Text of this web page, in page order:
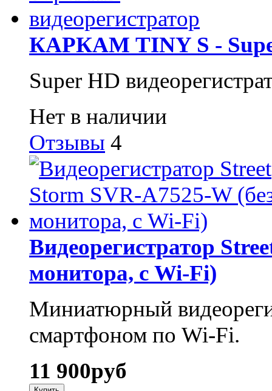
КАРКАМ TINY S -
Super HD
Нет в наличии
Отзывы 4
Видеорегистратор
монитора, с Wi-Fi)
Миниатюрный
смартфоном по Wi-Fi.
11 900руб